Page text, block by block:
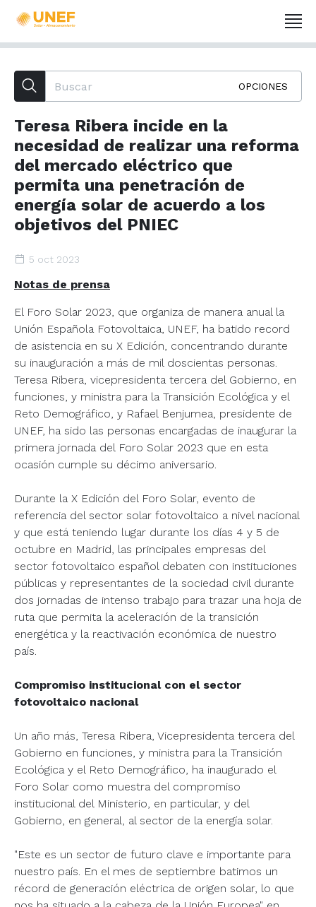
OPCIONES
Teresa Ribera incide en la
necesidad de realizar una reforma
del mercado eléctrico que
permita una penetración de
energía solar de acuerdo a los
objetivos del PNIEC
5 oct 2023
Notas de prensa
El Foro Solar 2023, que organiza de manera anual la
Unión Española Fotovoltaica, UNEF, ha batido record
de asistencia en su X Edición, concentrando durante
su inauguración a más de mil doscientas personas.
Teresa Ribera, vicepresidenta tercera del Gobierno, en
funciones, y ministra para la Transición Ecológica y el
Reto Demográfico, y Rafael Benjumea, presidente de
UNEF, ha sido las personas encargadas de inaugurar la
primera jornada del Foro Solar 2023 que en esta
ocasión cumple su décimo aniversario.
Durante la X Edición del Foro Solar, evento de
referencia del sector solar fotovoltaico a nivel nacional
y que está teniendo lugar durante los días 4 y 5 de
octubre en Madrid, las principales empresas del
sector fotovoltaico español debaten con instituciones
públicas y representantes de la sociedad civil durante
dos jornadas de intenso trabajo para trazar una hoja de
ruta que permita la aceleración de la transición
energética y la reactivación económica de nuestro
país.
Compromiso institucional con el sector
fotovoltaico nacional
Un año más, Teresa Ribera, Vicepresidenta tercera del
Gobierno en funciones, y ministra para la Transición
Ecológica y el Reto Demográfico, ha inaugurado el
Foro Solar como muestra del compromiso
institucional del Ministerio, en particular, y del
Gobierno, en general, al sector de la energía solar.
"Este es un sector de futuro clave e importante para
nuestro país. En el mes de septiembre batimos un
récord de generación eléctrica de origen solar, lo que